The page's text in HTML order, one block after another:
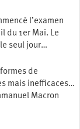
l’examen
du 1er Mai. Le
seul jour…
de
mais inefficaces…
Macron